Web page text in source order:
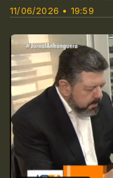
11/06/2026 • 19:59